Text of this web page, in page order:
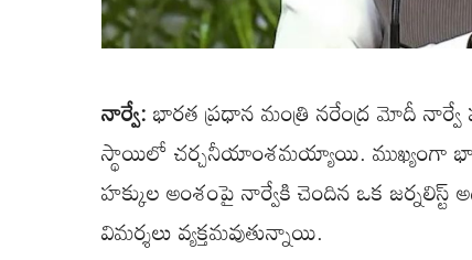
నార్వే:భారత ప్రధాన మంత్రి నరేంద్ర మోదీ నార్వే
స్థాయిలో చర్చనీయాంశమయ్యాయి. ముఖ్యంగా
హక్కుల అంశంపై నార్వేకి చెందిన ఒక జర్నలిస్ట్
విమర్శలు వ్యక్తమవుతున్నాయి.